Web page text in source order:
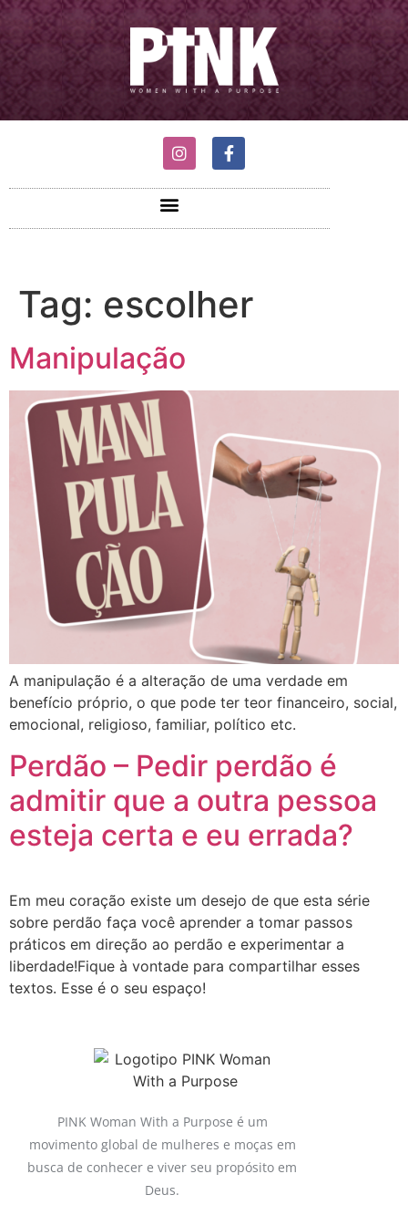
Tag: escolher
Manipulação
A manipulação é a alteração de uma verdade em
benefício próprio, o que pode ter teor financeiro, social,
emocional, religioso, familiar, político etc.
Perdão – Pedir perdão é
admitir que a outra pessoa
esteja certa e eu errada?
Em meu coração existe um desejo de que esta série
sobre perdão faça você aprender a tomar passos
práticos em direção ao perdão e experimentar a
liberdade!Fique à vontade para compartilhar esses
textos. Esse é o seu espaço!
PINK Woman With a Purpose é um
movimento global de mulheres e moças em
busca de conhecer e viver seu propósito em
Deus.